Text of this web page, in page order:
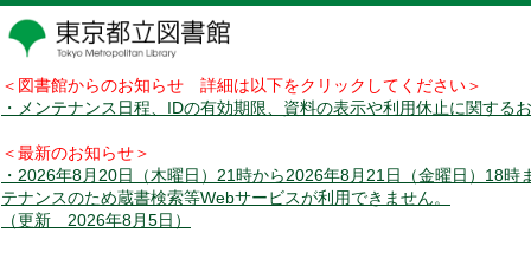
＜図書館からのお知らせ 詳細は以下をクリックしてください＞
・メンテナンス日程、IDの有効期限、資料の表示や利用休止に関する
＜最新のお知らせ＞
・2026年8月20日（木曜日）21時から2026年8月21日（金曜日）18時
テナンスのため蔵書検索等Webサービスが利用できません。
（更新 2026年8月5日）